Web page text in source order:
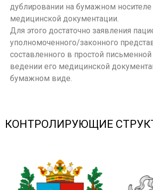
дублировании на бумажном носителе
медицинской документации.
Для этого достаточно заявления
уполномоченного/законного
составленного в простой
ведении его медицинской
бумажном виде.
КОНТРОЛИРУЮЩИЕ